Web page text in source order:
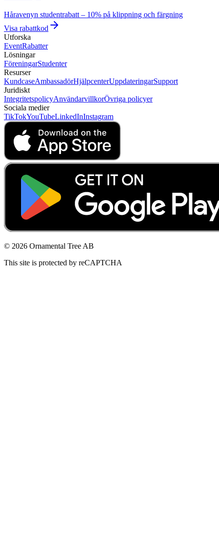
Håravenyn studentrabatt – 10% på klippning och färgning
Visa rabattkod
Utforska
EventRabatter
Lösningar
FöreningarStudenter
Resurser
KundcaseAmbassadörHjälpcenterUppdateringarSupport
Juridiskt
IntegritetspolicyAnvändarvillkorÖvriga policyer
Sociala medier
TikTokYouTubeLinkedInInstagram
© 2026 Ornamental Tree AB
This site is protected by reCAPTCHA